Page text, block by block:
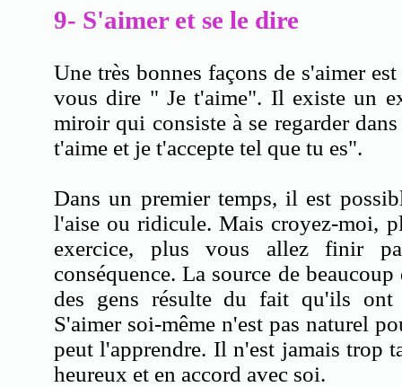
9- S'aimer et se le dire
Une très bonnes façons de s'aimer
vous dire " Je t'aime". Il existe un
miroir qui consiste à se regarder
t'aime et je t'accepte tel que tu es".
Dans un premier temps, il est
l'aise ou ridicule. Mais croyez-moi,
exercice, plus vous allez finir
conséquence. La source de
des gens résulte du fait qu'ils ont
S'aimer soi-même n'est pas naturel
peut l'apprendre. Il n'est jamais trop
heureux et en accord avec soi.